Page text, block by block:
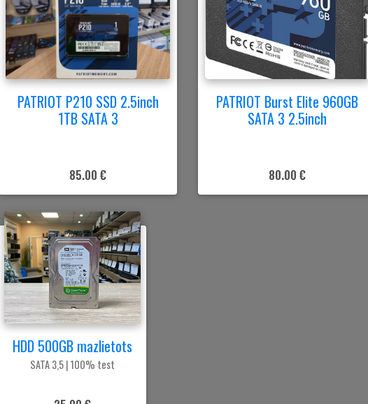
PATRIOT P210 SSD 2.5inch
1TB SATA 3
85.00 €
PATRIOT Burst Elite 960GB
SATA 3 2.5inch
80.00 €
HDD 500GB mazlietots
SATA 3,5 | 100% test